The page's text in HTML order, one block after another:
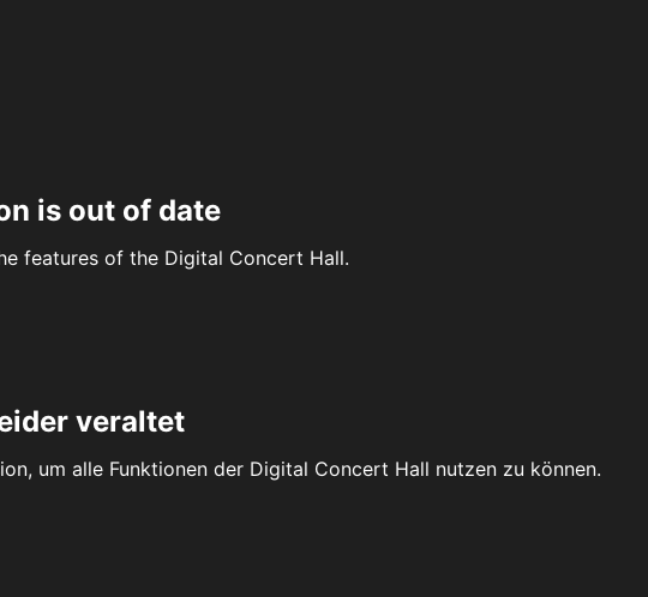
is out of date
features of the Digital Concert Hall.
veraltet
um alle Funktionen der Digital Concert Hall nutzen zu können.